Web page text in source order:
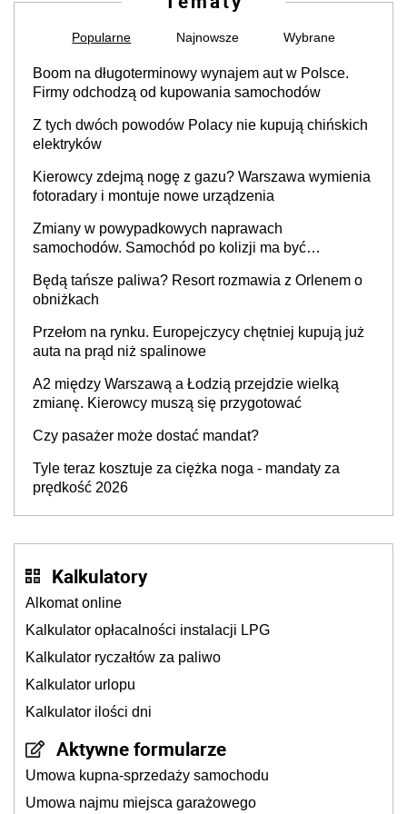
Popularne Najnowsze Wybrane
Boom na długoterminowy wynajem aut w Polsce.
Firmy odchodzą od kupowania samochodów
Z tych dwóch powodów Polacy nie kupują chińskich
elektryków
Kierowcy zdejmą nogę z gazu? Warszawa wymienia
fotoradary i montuje nowe urządzenia
Zmiany w powypadkowych naprawach
samochodów. Samochód po kolizji ma być
producenta
Będą tańsze paliwa? Resort rozmawia z Orlenem o
obniżkach
Przełom na rynku. Europejczycy chętniej kupują już
auta na prąd niż spalinowe
A2 między Warszawą a Łodzią przejdzie wielką
zmianę. Kierowcy muszą się przygotować
Czy pasażer może dostać mandat?
Tyle teraz kosztuje za ciężka noga - mandaty za
prędkość 2026
Kalkulatory
Alkomat online
Kalkulator opłacalności instalacji LPG
Kalkulator ryczałtów za paliwo
Kalkulator urlopu
Kalkulator ilości dni
Aktywne formularze
Umowa kupna-sprzedaży samochodu
Umowa najmu miejsca garażowego